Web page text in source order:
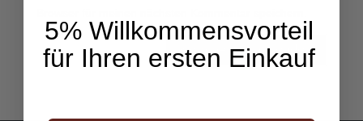
5% Willkommensvorteil
für Ihren ersten Einkauf